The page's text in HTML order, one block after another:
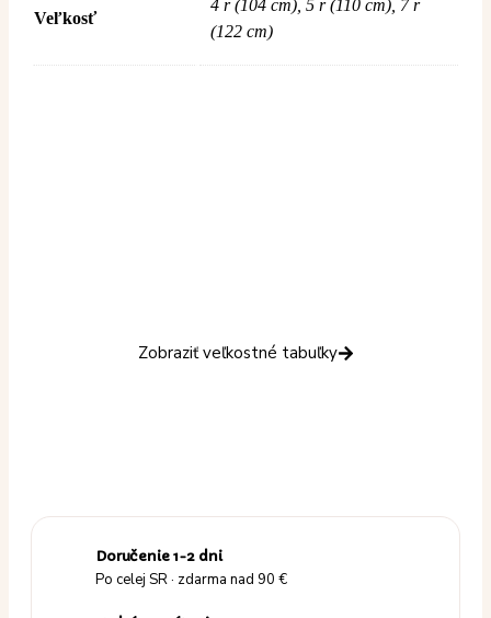
Veľkosť
4 r (104 cm), 5 r (110 cm), 7 r
(122 cm)
Zobraziť veľkostné tabuľky
Doručenie 1-2 dni
Po celej SR · zdarma nad 90 €